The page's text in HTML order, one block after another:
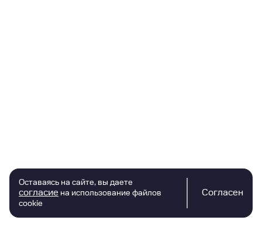
Оставаясь на сайте, вы даете
согласие на использование файлов
cookie
Согласен